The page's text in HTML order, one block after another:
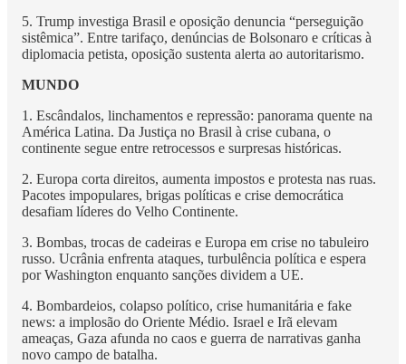
5. Trump investiga Brasil e oposição denuncia “perseguição
sistêmica”. Entre tarifaço, denúncias de Bolsonaro e críticas à
diplomacia petista, oposição sustenta alerta ao autoritarismo.
MUNDO
1. Escândalos, linchamentos e repressão: panorama quente na
América Latina. Da Justiça no Brasil à crise cubana, o
continente segue entre retrocessos e surpresas históricas.
2. Europa corta direitos, aumenta impostos e protesta nas ruas.
Pacotes impopulares, brigas políticas e crise democrática
desafiam líderes do Velho Continente.
3. Bombas, trocas de cadeiras e Europa em crise no tabuleiro
russo. Ucrânia enfrenta ataques, turbulência política e espera
por Washington enquanto sanções dividem a UE.
4. Bombardeios, colapso político, crise humanitária e fake
news: a implosão do Oriente Médio. Israel e Irã elevam
ameaças, Gaza afunda no caos e guerra de narrativas ganha
novo campo de batalha.